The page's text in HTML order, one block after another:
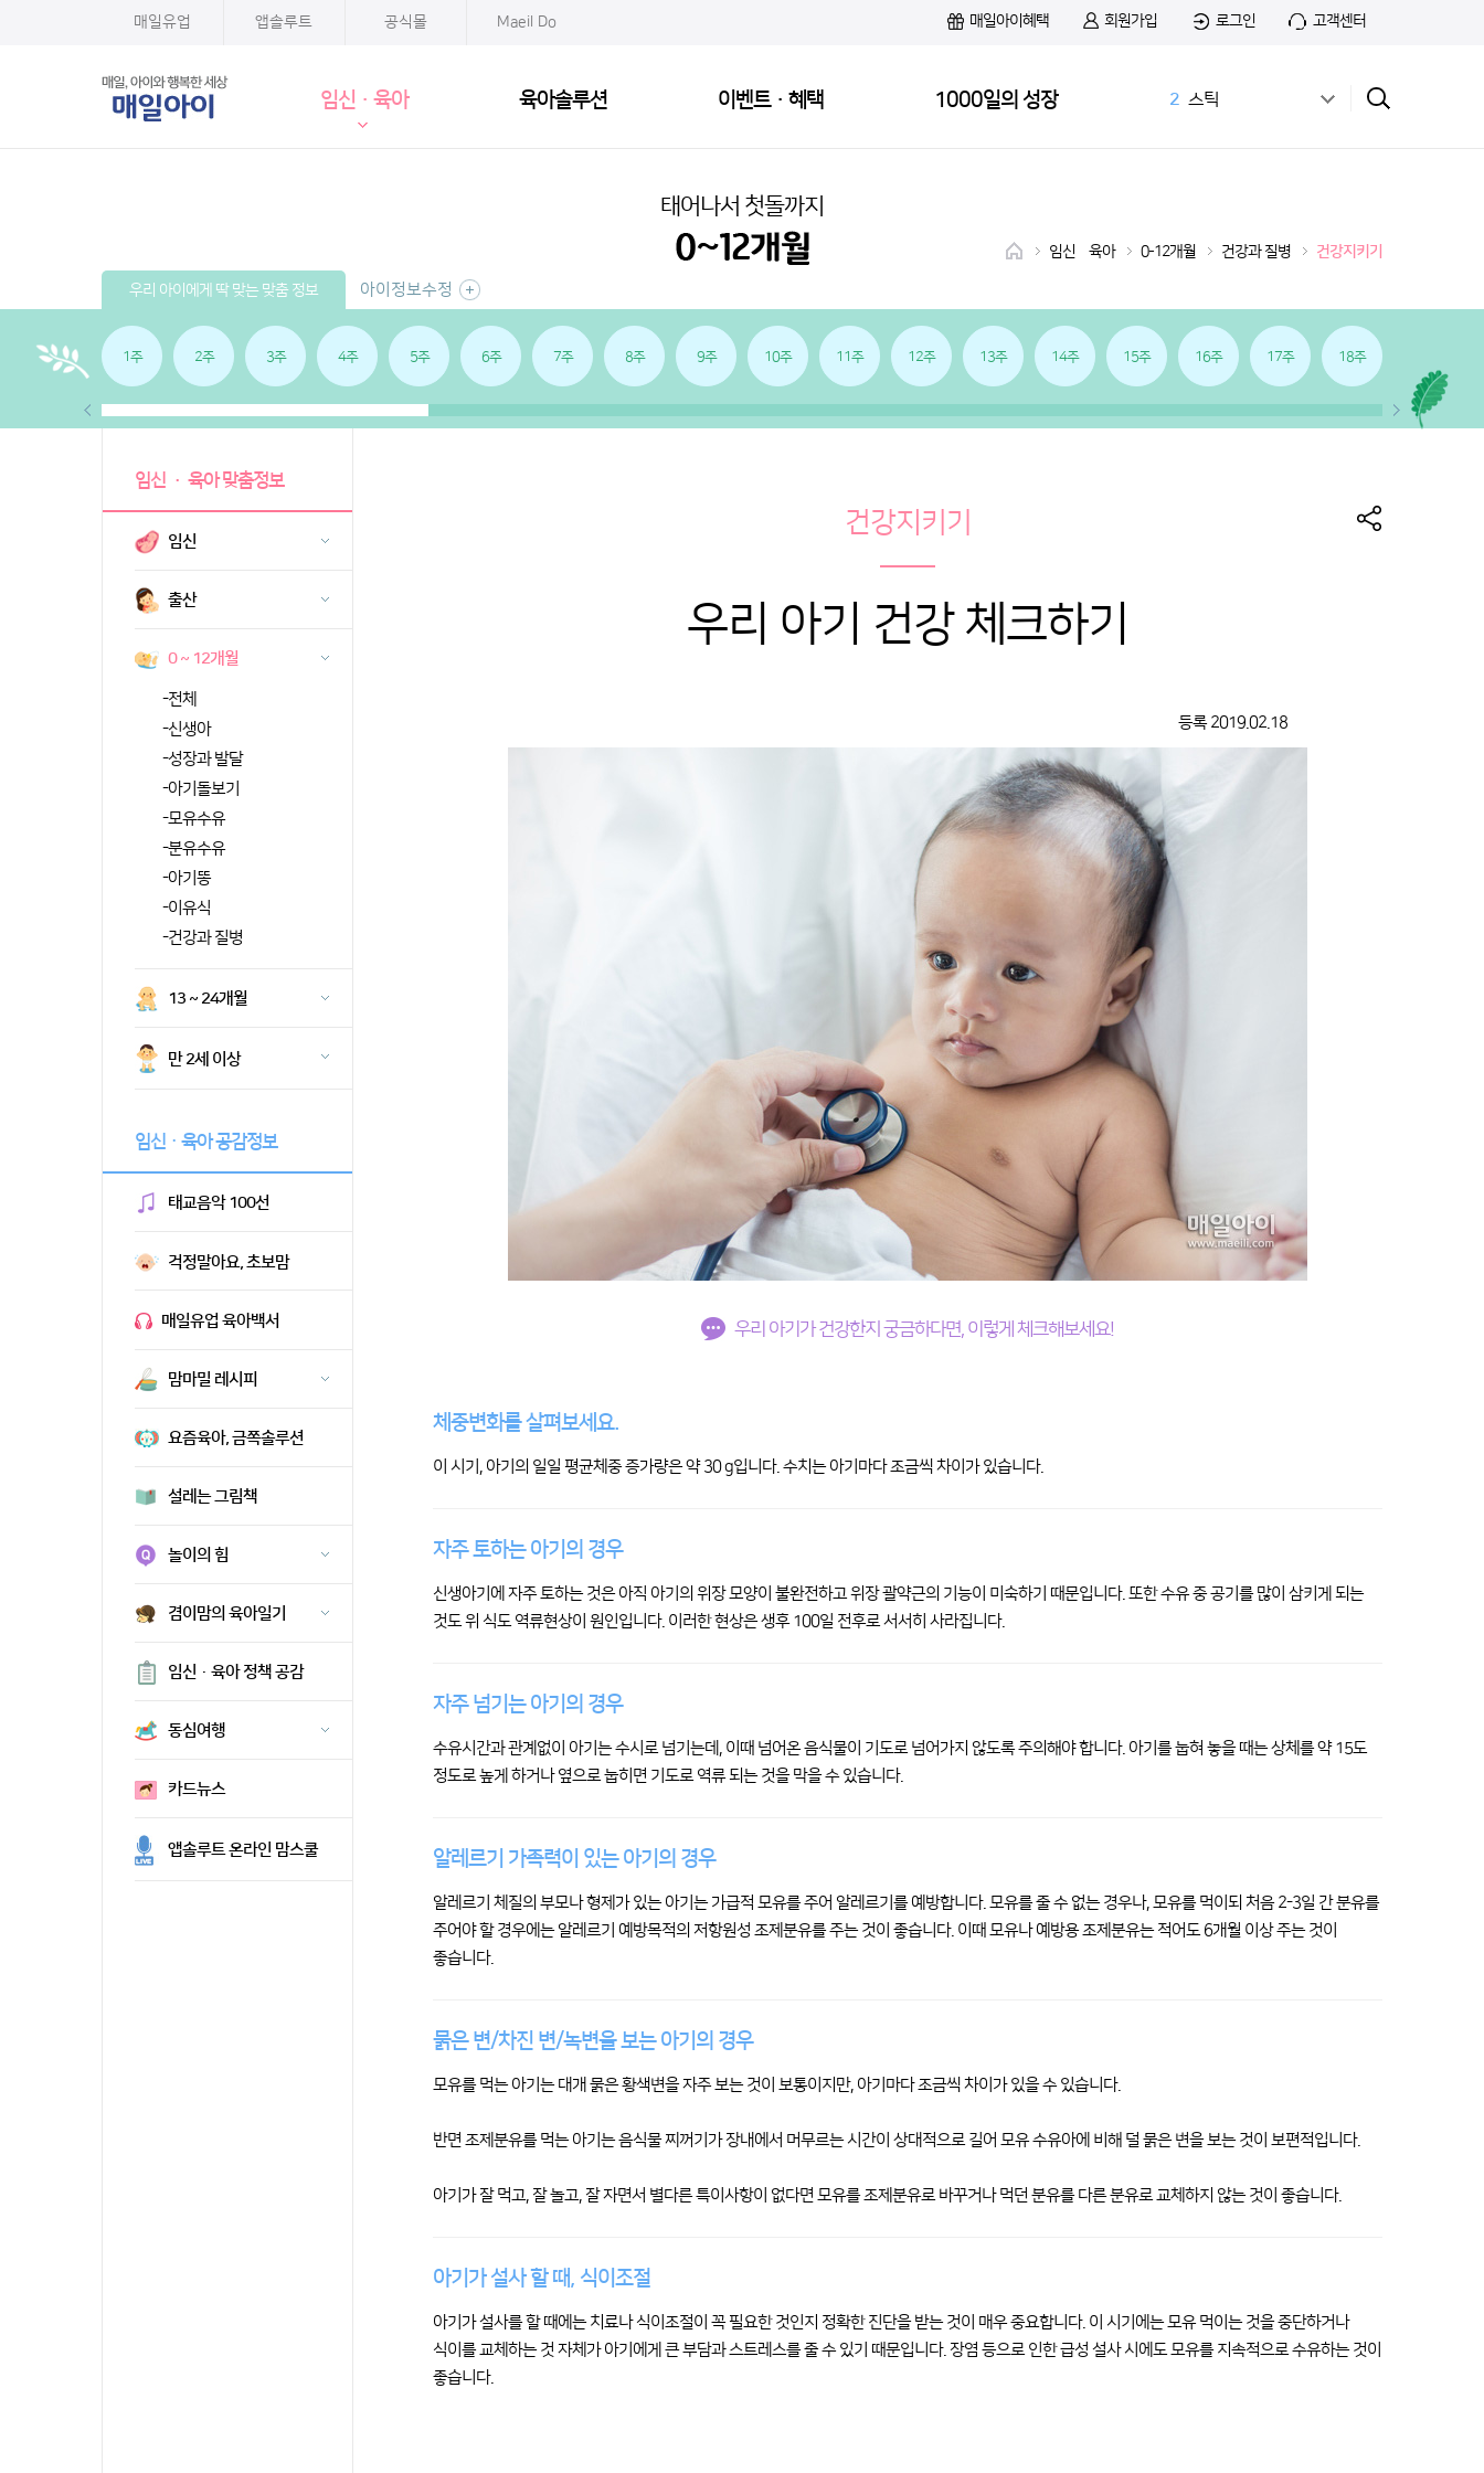
매일유업 앱솔루트 공식몰 Maeil Do 매일아이혜택 회원가입 로그인 고객센터
임신·육아 육아솔루션 이벤트·혜택 1000일의 성장
2 스틱
8 치즈
10
앱솔루트 샘플신청
태어나서 첫돌까지
임신•육아 0-12개월 건강과 질병 건강지키기
우리 아이에게 딱 맞는 맞춤 정보 아이정보수정
1주 2주 3주 4주 5주 6주 7주 8주 9주 10주 11주 12주 13주 14주 15주 16주 17주 18주
임신 · 육아 맞춤정보
임신
출산
0 ~ 12개월
-전체
-신생아
-성장과 발달
-아기돌보기
-모유수유
-분유수유
-아기똥
-이유식
-건강과 질병
13 ~ 24개월
만 2세 이상
임신ㆍ육아 공감정보
태교음악 100선
걱정말아요, 초보맘
매일유업 육아백서
맘마밀 레시피
요즘육아, 금쪽솔루션
설레는 그림책
놀이의 힘
겸이맘의 육아일기
임신·육아 정책 공감
동심여행
카드뉴스
앱솔루트 온라인 맘스쿨
건강지키기
우리 아기 건강 체크하기
등록2019.02.18
우리 아기가 건강한지 궁금하다면, 이렇게 체크해보세요!
체중변화를 살펴보세요.
이 시기, 아기의 일일 평균체중 증가량은 약 30 g입니다. 수치는 아기마다 조금씩 차이가 있습니다.
자주 토하는 아기의 경우
신생아기에 자주 토하는 것은 아직 아기의 위장 모양이 불완전하고 위장 괄약근의 기능이 미숙하기 때문입니다. 또한 수유 중 공기를 많이 삼키게 되는
것도 위 식도 역류현상이 원인입니다. 이러한 현상은 생후 100일 전후로 서서히 사라집니다.
자주 넘기는 아기의 경우
수유시간과 관계없이 아기는 수시로 넘기는데, 이때 넘어온 음식물이 기도로 넘어가지 않도록 주의해야 합니다. 아기를 눕혀 놓을 때는 상체를 약 15도
정도로 높게 하거나 옆으로 눕히면 기도로 역류 되는 것을 막을 수 있습니다.
알레르기 가족력이 있는 아기의 경우
알레르기 체질의 부모나 형제가 있는 아기는 가급적 모유를 주어 알레르기를 예방합니다. 모유를 줄 수 없는 경우나, 모유를 먹이되 처음 2-3일 간 분유를
주어야 할 경우에는 알레르기 예방목적의 저항원성 조제분유를 주는 것이 좋습니다. 이때 모유나 예방용 조제분유는 적어도 6개월 이상 주는 것이
좋습니다.
묽은 변/차진 변/녹변을 보는 아기의 경우
모유를 먹는 아기는 대개 묽은 황색변을 자주 보는 것이 보통이지만, 아기마다 조금씩 차이가 있을 수 있습니다.
반면 조제분유를 먹는 아기는 음식물 찌꺼기가 장내에서 머무르는 시간이 상대적으로 길어 모유 수유아에 비해 덜 묽은 변을 보는 것이 보편적입니다.
아기가 잘 먹고, 잘 놀고, 잘 자면서 별다른 특이사항이 없다면 모유를 조제분유로 바꾸거나 먹던 분유를 다른 분유로 교체하지 않는 것이 좋습니다.
아기가 설사 할 때, 식이조절
아기가 설사를 할 때에는 치료나 식이조절이 꼭 필요한 것인지 정확한 진단을 받는 것이 매우 중요합니다. 이 시기에는 모유 먹이는 것을 중단하거나
식이를 교체하는 것 자체가 아기에게 큰 부담과 스트레스를 줄 수 있기 때문입니다. 장염 등으로 인한 급성 설사 시에도 모유를 지속적으로 수유하는 것이
좋습니다.